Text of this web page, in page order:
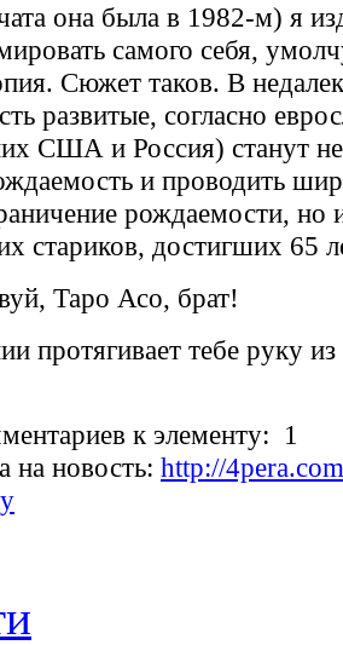
она была в 1982-м) я
самого себя,
Сюжет таков. В
развитые, согласно
США и Россия) станут
и проводить
рождаемости, но
стариков, достигших 65
Таро Асо, брат!
протягивает тебе руку
к элементу: 1
на новость: http://